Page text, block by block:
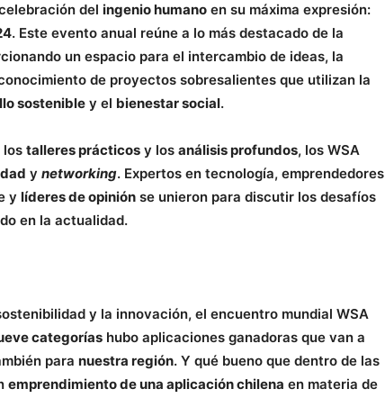
del ingenio humano en su máxima expresión:
. Este evento anual reúne a lo más destacado de la
un espacio para el intercambio de ideas, la
de proyectos sobresalientes que utilizan la
sostenible y el bienestar social.
los talleres prácticos y los análisis profundos, los WSA
y networking. Expertos en tecnología, emprendedores
y líderes de opinión se unieron para discutir los desafíos
en la actualidad.
y la innovación, el encuentro mundial WSA
categorías hubo aplicaciones ganadoras que van a
para nuestra región. Y qué bueno que dentro de las
emprendimiento de una aplicación chilena en materia de